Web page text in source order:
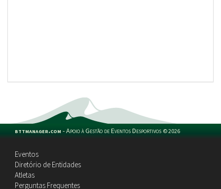
bttmanager.com -Apoio à Gestão de Eventos Desportivos ©2026
Eventos
Diretório de Entidades
Atletas
Perguntas Frequentes